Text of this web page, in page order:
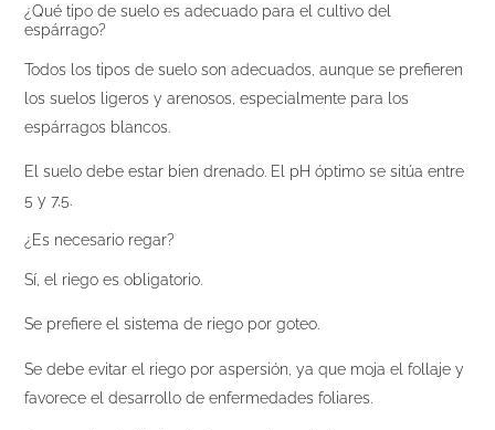
¿Qué tipo de suelo es adecuado para el cultivo del
espárrago?
Todos los tipos de suelo son adecuados, aunque se prefieren
los suelos ligeros y arenosos, especialmente para los
espárragos blancos.
El suelo debe estar bien drenado. El pH óptimo se sitúa entre
5 y 7,5.
¿Es necesario regar?
Sí, el riego es obligatorio.
Se prefiere el sistema de riego por goteo.
Se debe evitar el riego por aspersión, ya que moja el follaje y
favorece el desarrollo de enfermedades foliares.